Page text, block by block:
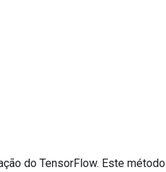
do TensorFlow. Este método